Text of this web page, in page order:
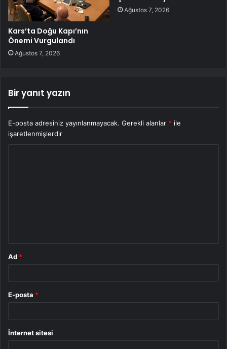
Kars’ta Doğu Kapı’nın
Önemi Vurgulandı
Ağustos 7, 2026
Ağustos 7, 2026
Bir yanıt yazın
E-posta adresiniz yayınlanmayacak. Gerekli alanlar * ile
işaretlenmişlerdir
Ad *
E-posta *
İnternet sitesi